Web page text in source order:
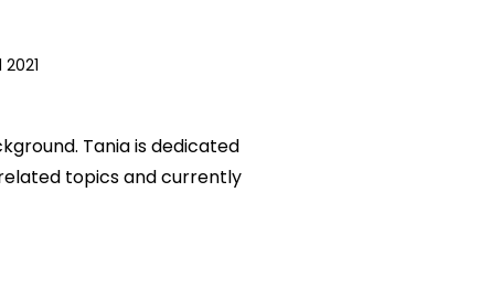
2021
Tania is dedicated
topics and currently